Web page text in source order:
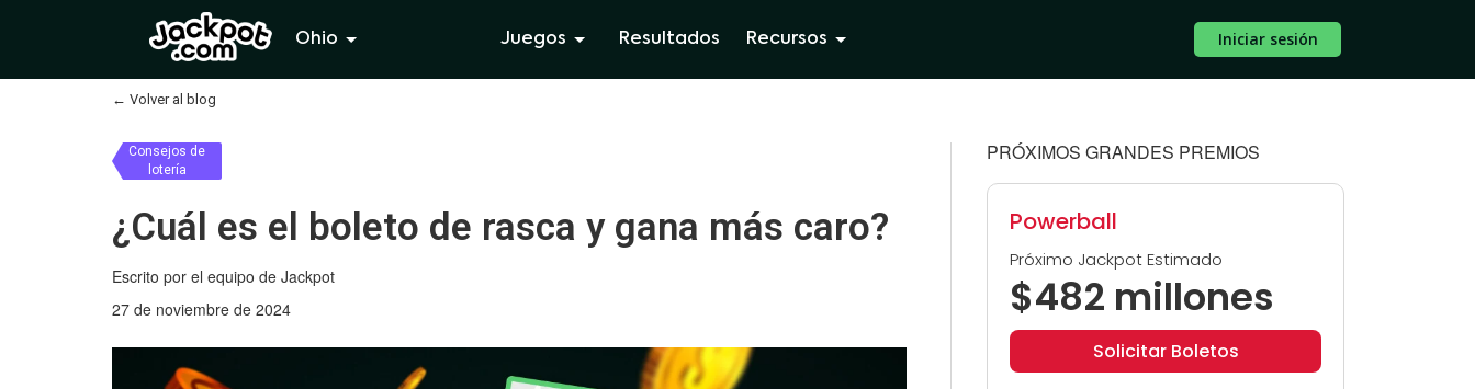
Ohio Juegos Resultados Recursos Iniciar sesión
← Volver al blog
Consejos de
lotería
¿Cuál es el boleto de rasca y gana más caro?
Escrito por el equipo de Jackpot
27 de noviembre de 2024
PRÓXIMOS GRANDES PREMIOS
Powerball
Próximo Jackpot Estimado
$482 millones
Solicitar Boletos